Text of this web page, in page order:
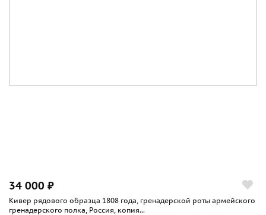
34 000 ₽
Кивер рядового образца 1808 года, гренадерской роты армейского
гренадерского полка, Россия, копия...